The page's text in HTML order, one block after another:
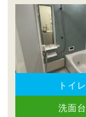
トイレ
洗面台